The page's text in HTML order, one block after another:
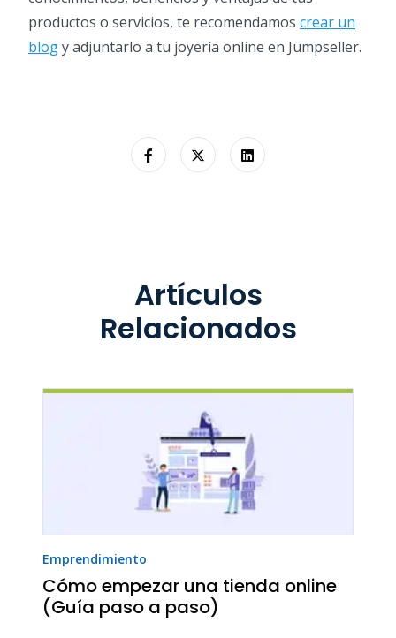
productos o servicios, te recomendamos crear un
blogy adjuntarlo a tu joyería online en Jumpseller.
Artículos
Relacionados
Emprendimiento
Cómo empezar una tienda online
(Guía paso a paso)